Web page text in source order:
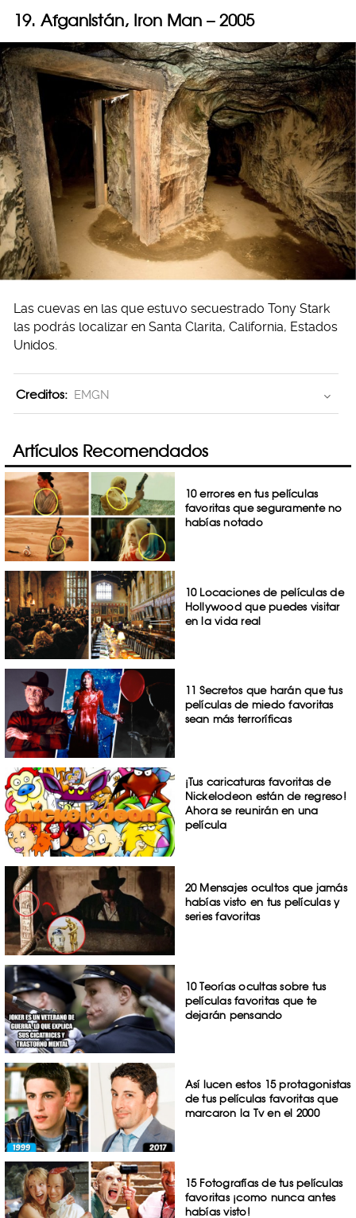
19. Afganistán, Iron Man – 2005
Las cuevas en las que estuvo secuestrado Tony Stark
las podrás localizar en Santa Clarita, California, Estados
Unidos.
Creditos: EMGN
Artículos Recomendados
10 errores en tus películas
favoritas que seguramente no
habías notado
10 Locaciones de películas de
Hollywood que puedes visitar
en la vida real
11 Secretos que harán que tus
películas de miedo favoritas
sean más terroríficas
¡Tus caricaturas favoritas de
Nickelodeon están de regreso!
Ahora se reunirán en una
película
20 Mensajes ocultos que jamás
habías visto en tus películas y
series favoritas
10 Teorías ocultas sobre tus
películas favoritas que te
dejarán pensando
Así lucen estos 15 protagonistas
de tus películas favoritas que
marcaron la Tv en el 2000
15 Fotografías de tus películas
favoritas ¡como nunca antes
habías visto!